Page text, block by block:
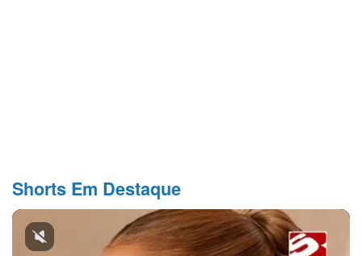
Shorts Em Destaque